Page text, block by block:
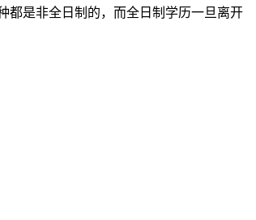
都是非全日制的，而全日制学历一旦离开